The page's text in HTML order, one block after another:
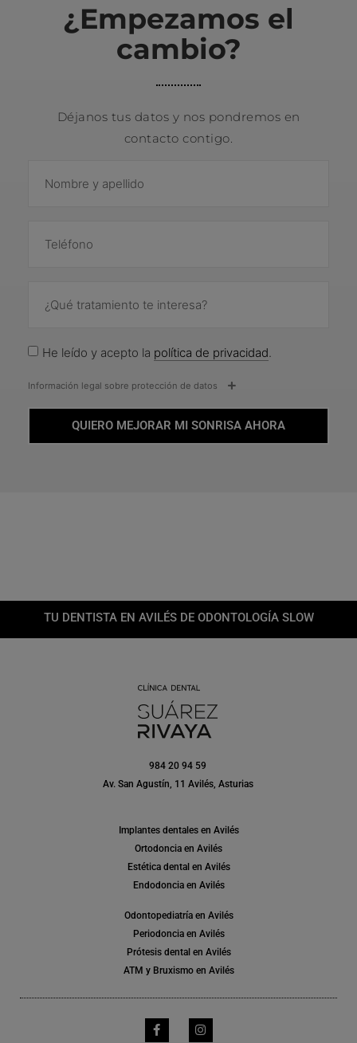
¿Empezamos el
cambio?
Déjanos tus datos y nos pondremos en
contacto contigo.
He leído y acepto la política de privacidad.
Información legal sobre protección de datos
QUIERO MEJORAR MI SONRISA AHORA
TU DENTISTA EN AVILÉS DE ODONTOLOGÍA SLOW
984 20 94 59
Av. San Agustín, 11 Avilés, Asturias
Implantes dentales en Avilés
Ortodoncia en Avilés
Estética dental en Avilés
Endodoncia en Avilés
Odontopediatría en Avilés
Periodoncia en Avilés
Prótesis dental en Avilés
ATM y Bruxismo en Avilés